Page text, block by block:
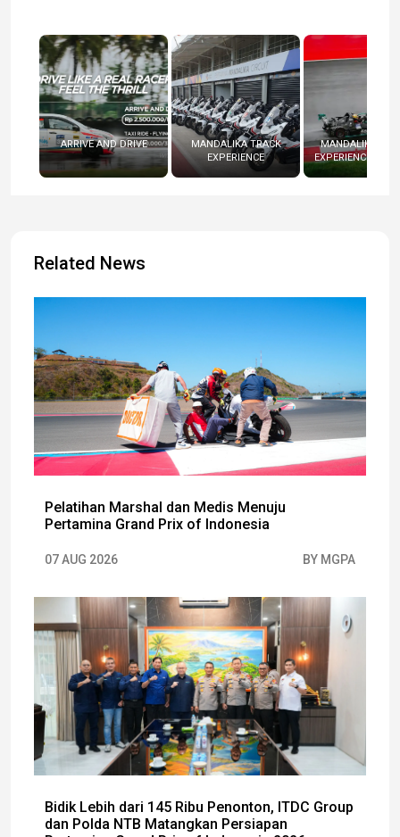
ARRIVE AND DRIVE
MANDALIKA TRACK
EXPERIENCE
MANDALIKA
EXPERIENCE
Related News
Pelatihan Marshal dan Medis Menuju
Pertamina Grand Prix of Indonesia
07 AUG 2026 BY MGPA
Bidik Lebih dari 145 Ribu Penonton, ITDC Group
dan Polda NTB Matangkan Persiapan